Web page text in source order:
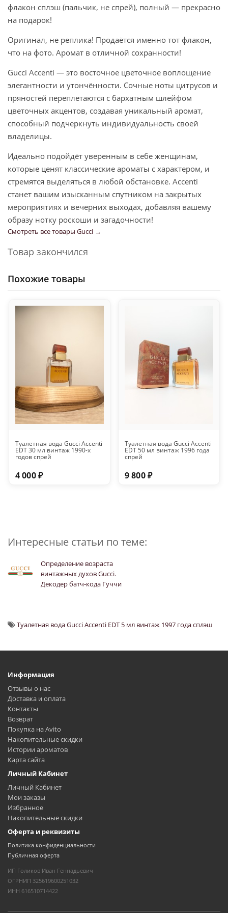
флакон сплэш (пальчик, не спрей), полный — прекрасно
на подарок!
Оригинал, не реплика! Продаётся именно тот флакон,
что на фото. Аромат в отличной сохранности!
Gucci Accenti — это восточное цветочное воплощение
элегантности и утончённости. Сочные ноты цитрусов и
пряностей переплетаются с бархатным шлейфом
цветочных акцентов, создавая уникальный аромат,
способный подчеркнуть индивидуальность своей
владелицы.
Идеально подойдёт уверенным в себе женщинам,
которые ценят классические ароматы с характером, и
стремятся выделяться в любой обстановке. Accenti
станет вашим изысканным спутником на закрытых
мероприятиях и вечерних выходах, добавляя вашему
образу нотку роскоши и загадочности!
Смотреть все товары Gucci →
Товар закончился
Похожие товары
Туалетная вода Gucci Accenti
EDT 30 мл винтаж 1990-х
годов спрей
4 000 ₽
Туалетная вода Gucci Accenti
EDT 50 мл винтаж 1996 года
спрей
9 800 ₽
Интересные статьи по теме:
Определение возраста
винтажных духов Gucci.
Декодер батч-кода Гуччи
Туалетная вода Gucci Accenti EDT 5 мл винтаж 1997 года сплэш
Информация
Отзывы о нас
Доставка и оплата
Контакты
Возврат
Покупка на Avito
Накопительные скидки
Истории ароматов
Карта сайта
Личный Кабинет
Личный Кабинет
Мои заказы
Избранное
Накопительные скидки
Оферта и реквизиты
Политика конфиденциальности
Публичная оферта
ИП Голиков Иван Геннадьевич
ОГРНИП 325619600251032
ИНН 616510714422